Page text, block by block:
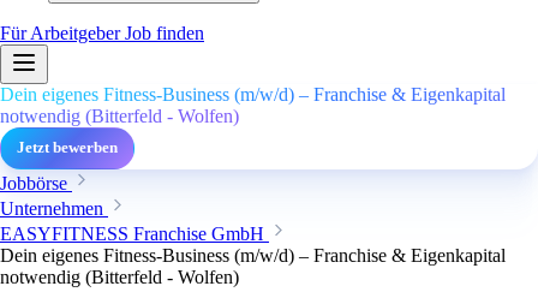
Für ArbeitgeberJob finden
Dein eigenes Fitness-Business (m/w/d) – Franchise & Eigenkapital
notwendig (Bitterfeld - Wolfen)
Jetzt bewerben
Jobbörse
Unternehmen
EASYFITNESS Franchise GmbH
Dein eigenes Fitness-Business (m/w/d) – Franchise & Eigenkapital
notwendig (Bitterfeld - Wolfen)